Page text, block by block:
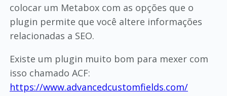
colocar um Metabox com as opções que o
plugin permite que você altere informações
relacionadas a SEO.
Existe um plugin muito bom para mexer com
isso chamado ACF:
https://www.advancedcustomfields.com/